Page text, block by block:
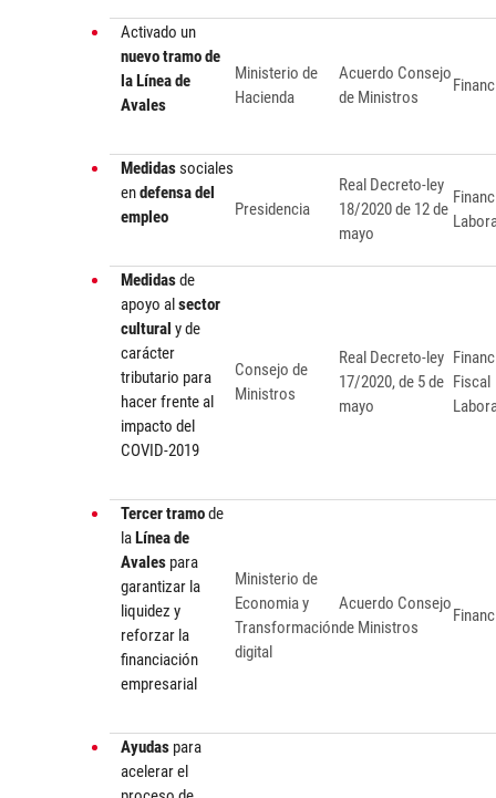
Activado un
nuevo tramo de
la Línea de
Avales
Ministerio de
Hacienda
Acuerdo Consejo
de Ministros
Medidassociales
endefensa del
empleo
Presidencia
Real Decreto-ley
18/2020 de 12 de
mayo
Medidasde
apoyo alsector
cultural y de
carácter
tributario para
hacer frente al
impacto del
COVID-2019
Consejo de
Ministros
Real Decreto-ley
17/2020, de 5 de
mayo
Fiscal
Tercer tramode
laLínea de
Avales para
garantizar la
liquidez y
reforzar la
financiación
empresarial
Ministerio de
Economia y
Transformación
digital
Acuerdo Consejo
de Ministros
Ayudas para
acelerar el